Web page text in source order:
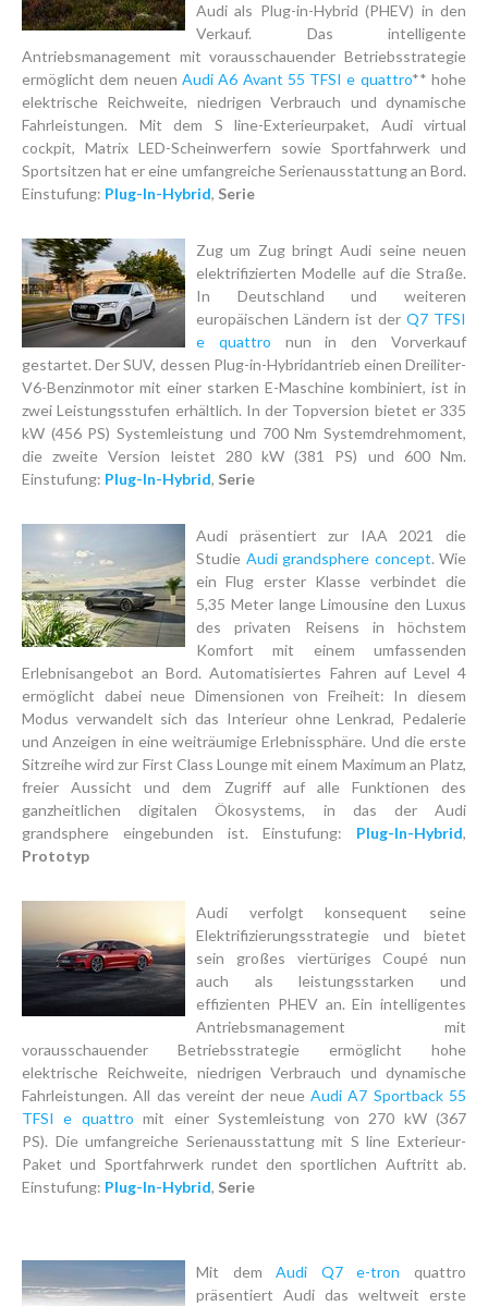
Audi als Plug-in-Hybrid (PHEV) in den
Verkauf. Das intelligente
Antriebsmanagement mit vorausschauender Betriebsstrategie
ermöglicht dem neuen Audi A6 Avant 55 TFSI e quattro** hohe
elektrische Reichweite, niedrigen Verbrauch und dynamische
Fahrleistungen. Mit dem S line-Exterieurpaket, Audi virtual
cockpit, Matrix LED-Scheinwerfern sowie Sportfahrwerk und
Sportsitzen hat er eine umfangreiche Serienausstattung an Bord.
Einstufung: Plug-In-Hybrid, Serie
Zug um Zug bringt Audi seine neuen
elektrifizierten Modelle auf die Straße.
In Deutschland und weiteren
europäischen Ländern ist der Q7 TFSI
e quattro nun in den Vorverkauf
gestartet. Der SUV, dessen Plug-in-Hybridantrieb einen Dreiliter-
V6-Benzinmotor mit einer starken E-Maschine kombiniert, ist in
zwei Leistungsstufen erhältlich. In der Topversion bietet er 335
kW (456 PS) Systemleistung und 700 Nm Systemdrehmoment,
die zweite Version leistet 280 kW (381 PS) und 600 Nm.
Einstufung: Plug-In-Hybrid, Serie
Audi präsentiert zur IAA 2021 die
Studie Audi grandsphere concept. Wie
ein Flug erster Klasse verbindet die
5,35 Meter lange Limousine den Luxus
des privaten Reisens in höchstem
Komfort mit einem umfassenden
Erlebnisangebot an Bord. Automatisiertes Fahren auf Level 4
ermöglicht dabei neue Dimensionen von Freiheit: In diesem
Modus verwandelt sich das Interieur ohne Lenkrad, Pedalerie
und Anzeigen in eine weiträumige Erlebnissphäre. Und die erste
Sitzreihe wird zur First Class Lounge mit einem Maximum an Platz,
freier Aussicht und dem Zugriff auf alle Funktionen des
ganzheitlichen digitalen Ökosystems, in das der Audi
grandsphere eingebunden ist. Einstufung: Plug-In-Hybrid,
Prototyp
Audi verfolgt konsequent seine
Elektrifizierungsstrategie und bietet
sein großes viertüriges Coupé nun
auch als leistungsstarken und
effizienten PHEV an. Ein intelligentes
Antriebsmanagement mit
vorausschauender Betriebsstrategie ermöglicht hohe
elektrische Reichweite, niedrigen Verbrauch und dynamische
Fahrleistungen. All das vereint der neue Audi A7 Sportback 55
TFSI e quattro mit einer Systemleistung von 270 kW (367
PS). Die umfangreiche Serienausstattung mit S line Exterieur-
Paket und Sportfahrwerk rundet den sportlichen Auftritt ab.
Einstufung: Plug-In-Hybrid, Serie
Mit demAudi Q7 e-tron quattro
präsentiert Audi das weltweit erste